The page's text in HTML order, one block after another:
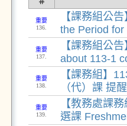
重要
136.
【課務組公
the Period
重要
137.
【課務組公
about 113-1
重要
138.
【課務組】
（代）課 提
重要
139.
【教務處課
選課